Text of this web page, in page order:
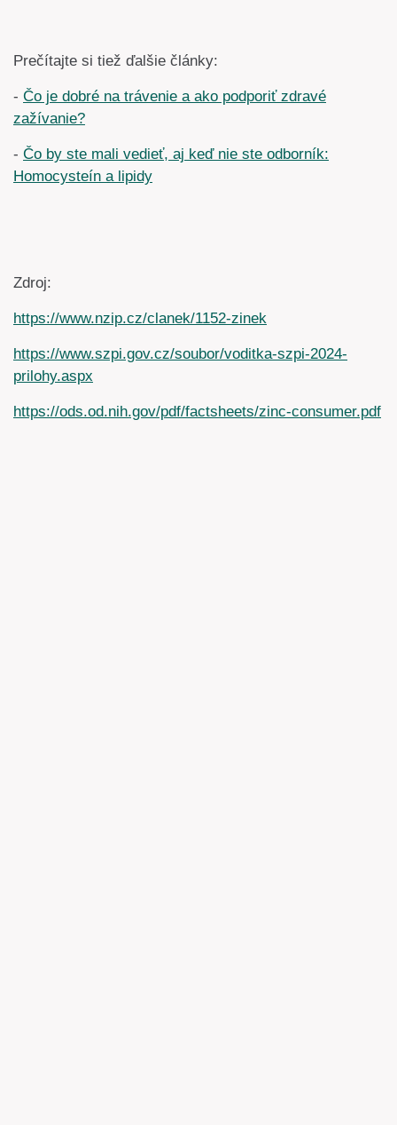
Prečítajte si tiež ďalšie články:
- Čo je dobré na trávenie a ako podporiť zdravé
zažívanie?
- Čo by ste mali vedieť, aj keď nie ste odborník:
Homocysteín a lipidy
Zdroj:
https://www.nzip.cz/clanek/1152-zinek
https://www.szpi.gov.cz/soubor/voditka-szpi-2024-
prilohy.aspx
https://ods.od.nih.gov/pdf/factsheets/zinc-consumer.pdf